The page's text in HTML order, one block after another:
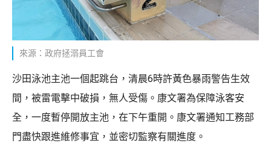
來源：政府拯溺員工會
沙田泳池主池一個起跳台，清晨6時許黃色暴雨警告生效
間，被雷電擊中破損，無人受傷。康文署為保障泳客安
全，一度暫停開放主池，在下午重開。康文署通知工務部
門盡快跟進維修事宜，並密切監察有關進度。